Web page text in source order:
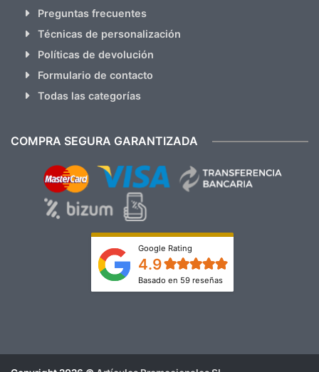
Preguntas frecuentes
Técnicas de personalización
Políticas de devolución
Formulario de contacto
Todas las categorías
COMPRA SEGURA GARANTIZADA
Google Rating
4.9
Basado en 59 reseñas